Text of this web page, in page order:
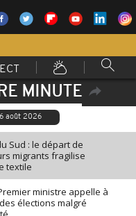
MINUTE
6 août 2026
Sud : le départ de
migrants fragilise
textile
ministre appelle à
élections malgré